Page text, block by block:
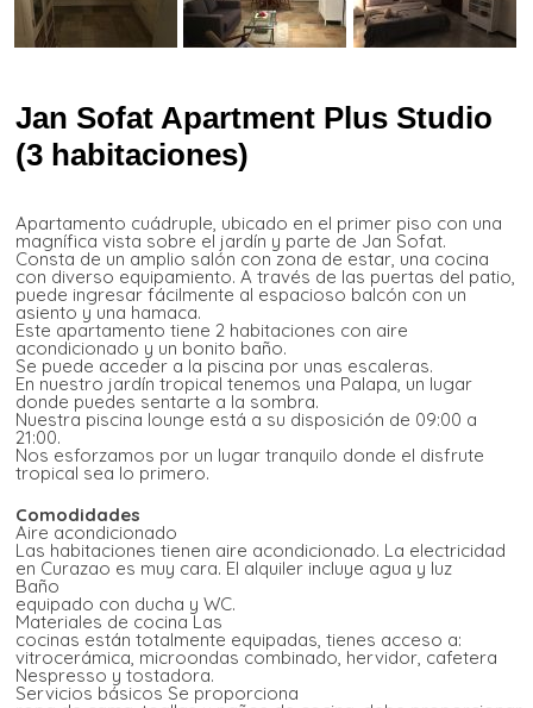
Jan Sofat Apartment Plus Studio
(3 habitaciones)
Apartamento cuádruple, ubicado en el primer piso con una
magnífica vista sobre el jardín y parte de Jan Sofat.
Consta de un amplio salón con zona de estar, una cocina
con diverso equipamiento. A través de las puertas del patio,
puede ingresar fácilmente al espacioso balcón con un
asiento y una hamaca.
Este apartamento tiene 2 habitaciones con aire
acondicionado y un bonito baño.
Se puede acceder a la piscina por unas escaleras.
En nuestro jardín tropical tenemos una Palapa, un lugar
donde puedes sentarte a la sombra.
Nuestra piscina lounge está a su disposición de 09:00 a
21:00.
Nos esforzamos por un lugar tranquilo donde el disfrute
tropical sea lo primero.
Comodidades
Aire acondicionado
Las habitaciones tienen aire acondicionado. La electricidad
en Curazao es muy cara. El alquiler incluye agua y luz
Baño
equipado con ducha y WC.
Materiales de cocina Las
cocinas están totalmente equipadas, tienes acceso a:
vitrocerámica, microondas combinado, hervidor, cafetera
Nespresso y tostadora.
Servicios básicos Se proporciona